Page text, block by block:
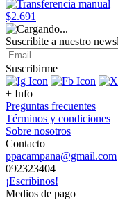
$2.691
Suscribite a nuestro
Suscribirme
+ Info
Preguntas frecuentes
Términos y condiciones
Sobre nosotros
Contacto
ppacampana@gmail.com
092323404
¡Escribinos!
Medios de pago